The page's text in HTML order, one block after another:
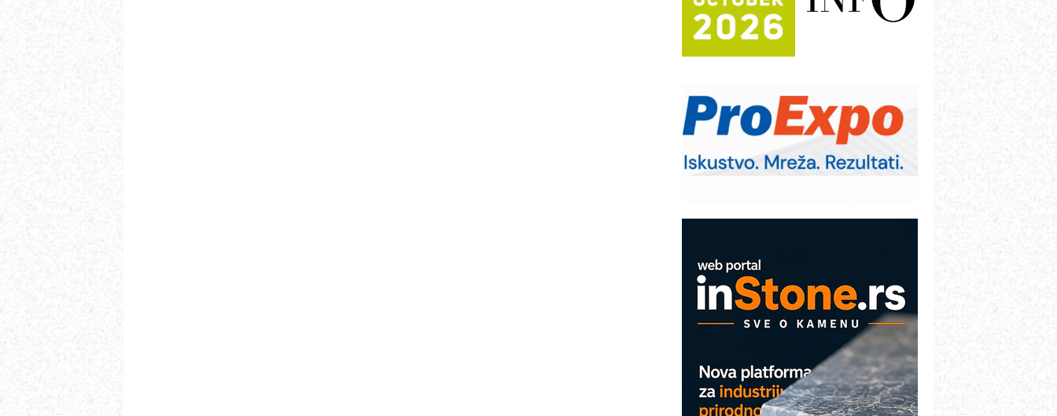
COMBYPACK
RMQ-TITAN ADVANCED INDICATOR
upravljanje mašinama
solarnim elektranama i vetroparkovima
Pranje točkova na gradilištu- standard
modernog i odgovornog građenja
ROSA i SCHUNK podižu proizvodnju
na viši nivo
MAREX - Lim i mašine za savremena
Marcom-plast d.o.o.- vaš pouzdan
partner
CTO - Prilagodite svoju toplinsku
obradu!